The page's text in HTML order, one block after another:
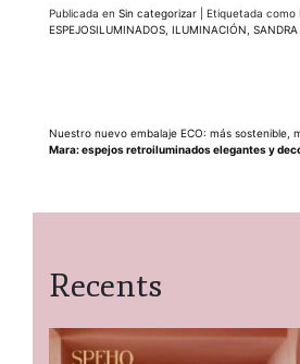
Publicada en Sin categorizar Etiquetada como
ESPEJOSILUMINADOS ILUMINACIÓN SANDRA
Navegación
Nuestro nuevo embalaje ECO: más sostenible,
Mara: espejos retroiluminados elegantes y
Recents